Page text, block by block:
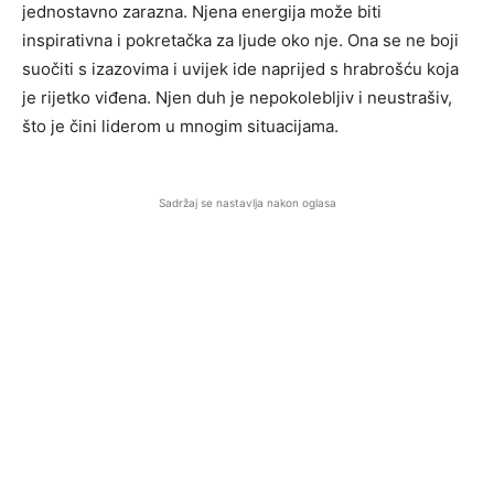
jednostavno zarazna. Njena energija može biti
inspirativna i pokretačka za ljude oko nje. Ona se ne boji
suočiti s izazovima i uvijek ide naprijed s hrabrošću koja
je rijetko viđena. Njen duh je nepokolebljiv i neustrašiv,
što je čini liderom u mnogim situacijama.
Sadržaj se nastavlja nakon oglasa